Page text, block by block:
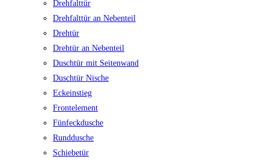
Drehfalttür
Drehfalttür an Nebenteil
Drehtür
Drehtür an Nebenteil
Duschtür mit Seitenwand
Duschtür Nische
Eckeinstieg
Frontelement
Fünfeckdusche
Runddusche
Schiebetür